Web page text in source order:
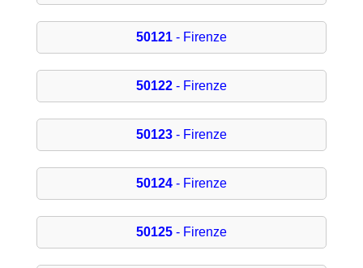
50121- Firenze
50122- Firenze
50123- Firenze
50124- Firenze
50125- Firenze